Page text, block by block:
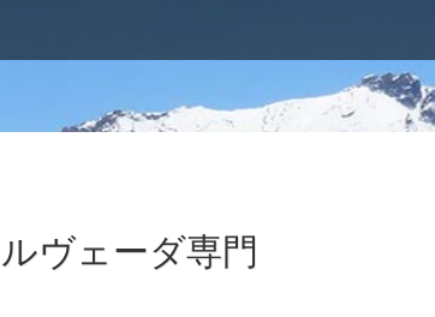
ヴェーダ専門